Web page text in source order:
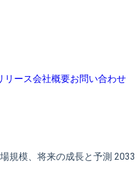
リース会社概要お問い合わせ
規模、将来の成長と予測 2033